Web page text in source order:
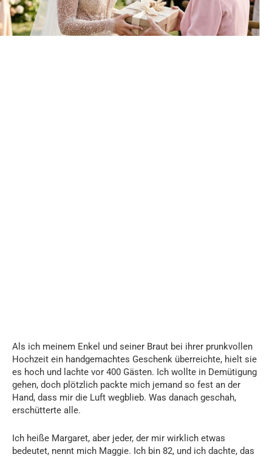
Als ich meinem Enkel und seiner Braut bei ihrer prunkvollen
Hochzeit ein handgemachtes Geschenk überreichte, hielt sie
es hoch und lachte vor 400 Gästen. Ich wollte in Demütigung
gehen, doch plötzlich packte mich jemand so fest an der
Hand, dass mir die Luft wegblieb. Was danach geschah,
erschütterte alle.
Ich heiße Margaret, aber jeder, der mir wirklich etwas
bedeutet, nennt mich Maggie. Ich bin 82, und ich dachte, das